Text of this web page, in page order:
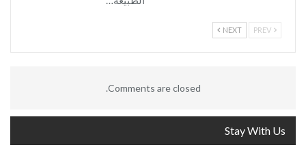
NEXT
Comments are closed.
Stay With Us